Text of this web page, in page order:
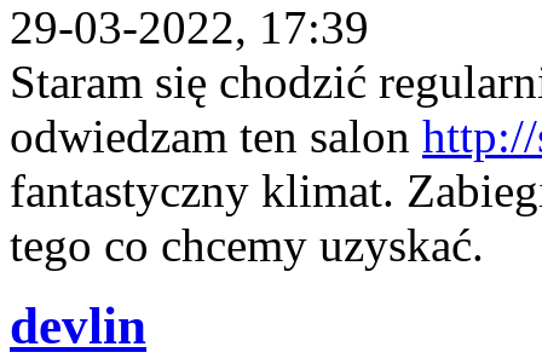
29-03-2022, 17:39
Staram się chodzić
odwiedzam ten salon
fantastyczny klimat.
tego co chcemy uzyskać.
devlin